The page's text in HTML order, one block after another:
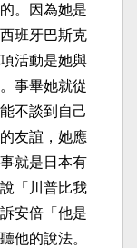
。因為她是
班牙巴斯克
活動是她與
事畢她就從
不談到自己
友誼，她應
就是日本有
「川普比我
安倍「他是
他的說法。